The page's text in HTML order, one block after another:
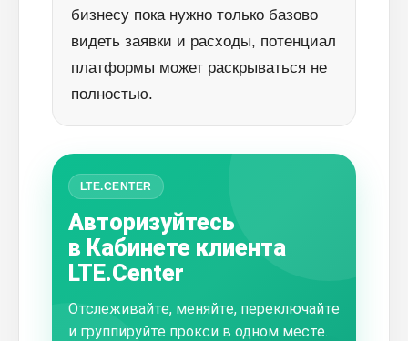
бизнесу пока нужно только базово
видеть заявки и расходы, потенциал
платформы может раскрываться не
полностью.
LTE.CENTER
Авторизуйтесь
в Кабинете клиента
LTE.Center
Отслеживайте, меняйте, переключайте
и группируйте прокси в одном месте.